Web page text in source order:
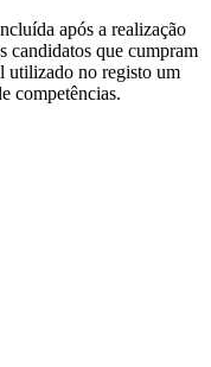
após a realização
candidatos que cumpram
utilizado no registo um
competências.